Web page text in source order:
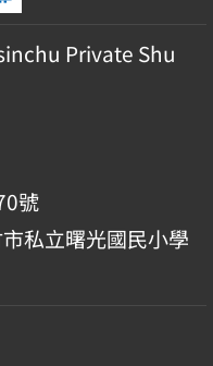
Private Shu
號
私立曙光國民小學